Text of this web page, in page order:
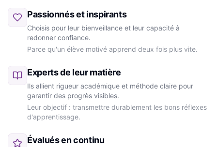
Passionnés et inspirants
Choisis pour leur bienveillance et leur capacité à
redonner confiance.
Parce qu'un élève motivé apprend deux fois plus vite.
Experts de leur matière
Ils allient rigueur académique et méthode claire pour
garantir des progrès visibles.
Leur objectif : transmettre durablement les bons réflexes
d'apprentissage.
Évalués en continu